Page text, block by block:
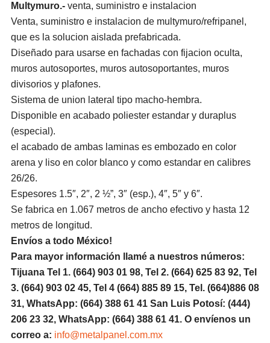
Multymuro.- venta, suministro e instalacion
Venta, suministro e instalacion de multymuro/refripanel,
que es la solucion aislada prefabricada.
Diseñado para usarse en fachadas con fijacion oculta,
muros autosoportes, muros autosoportantes, muros
divisorios y plafones.
Sistema de union lateral tipo macho-hembra.
Disponible en acabado poliester estandar y duraplus
(especial).
el acabado de ambas laminas es embozado en color
arena y liso en color blanco y como estandar en calibres
26/26.
Espesores 1.5″, 2″, 2 ½”, 3″ (esp.), 4″, 5″ y 6″.
Se fabrica en 1.067 metros de ancho efectivo y hasta 12
metros de longitud.
Envíos a todo México!
Para mayor información llamé a nuestros números:
Tijuana Tel 1. (664) 903 01 98, Tel 2. (664) 625 83 92, Tel
3. (664) 903 02 45, Tel 4 (664) 885 89 15, Tel. (664)886 08
31, WhatsApp: (664) 388 61 41 San Luis Potosí: (444)
206 23 32, WhatsApp: (664) 388 61 41. O envíenos un
correo a: info@metalpanel.com.mx